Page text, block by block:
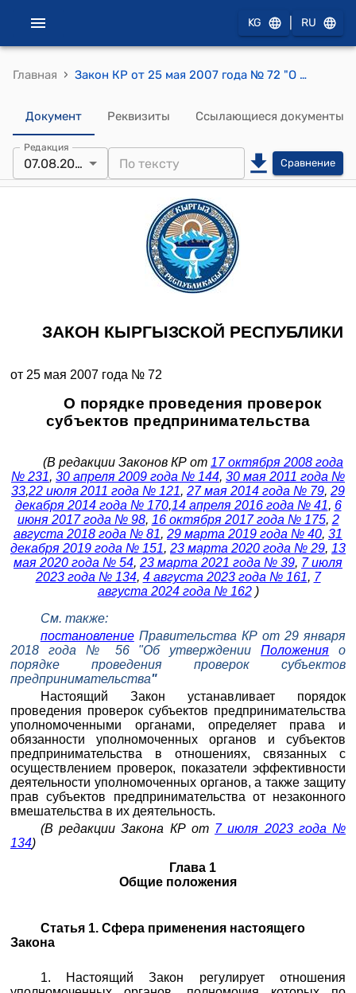
KG RU
Главная › Закон КР от 25 мая 2007 года № 72 "О порядке проведения проверок субъектов предпринимательства"
Документ Реквизиты Ссылающиеся документы
Редакция
07.08.2024 Сравнение